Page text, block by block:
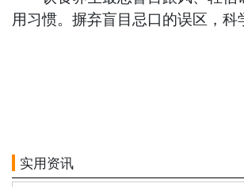
用习惯。摒弃盲目忌口的误区，科
实用资讯